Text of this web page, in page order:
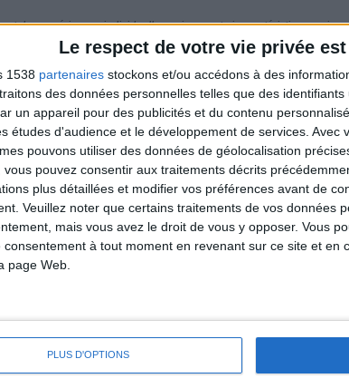
Le respect de votre vie privée
1538 partenaires stockons et/ou accédons à des
des données personnelles telles que des
un appareil pour des publicités et du contenu
études d'audience et le développement de services. Avec
pouvons utiliser des données de géolocalisation
vous pouvez consentir aux traitements décrits
plus détaillées et modifier vos préférences avant de
Veuillez noter que certains traitements de vos données
mais vous avez le droit de vous y opposer. Vous
consentement à tout moment en revenant sur ce site et en
page Web.
PLUS D'OPTIONS
des expériences individuelles qui ne sont ni caractéristiques, ni
de rééquilibrage alimentaire, des plans de repas contrôlés et
sont nécessaires pour perdre du poids à long terme. Demandez
traitant avant d'entreprendre un régime amincissant, un programme
nutritionnelles.
& Motivation Voir
client et de la Communauté Savoir Maigrir vous
à vous rapprocher sereinement de votre objectif
bilan minceur